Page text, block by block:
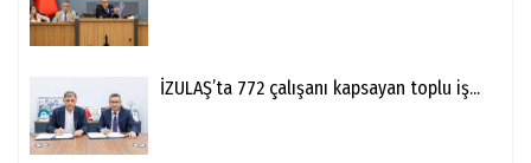
İZULAŞ’ta 772 çalışanı kapsayan toplu iş...